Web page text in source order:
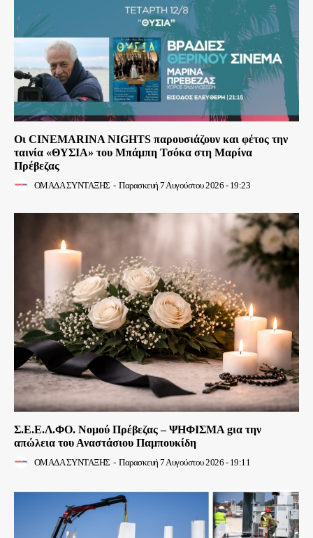
Οι CINEMARINA NIGHTS παρουσιάζουν και φέτος την
ταινία «ΘΥΣΙΑ» του Μπάμπη Τσόκα στη Μαρίνα
Πρέβεζας
ΟΜΑΔΑ ΣΥΝΤΑΞΗΣ - Παρασκευή 7 Αυγούστου 2026 - 19:23
Σ.Ε.Ε.Λ.ΦΟ. Νομού Πρέβεζας – ΨΗΦΙΣΜΑ gια την
απώλεια του Αναστάσιου Παμπουκίδη
ΟΜΑΔΑ ΣΥΝΤΑΞΗΣ - Παρασκευή 7 Αυγούστου 2026 - 19:11